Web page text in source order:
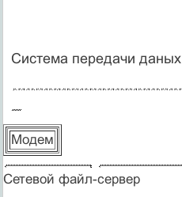
Система передачи даных
Модем
Сетевой файл-сервер